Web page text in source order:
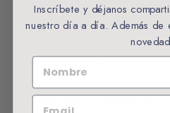
Agregar
CARACTERÍSTICAS
COMPOSICIÓN Y CUIDADO
Inscríbete y déjanos
nuestro día a día. Además de
NOMBRE
EMAIL